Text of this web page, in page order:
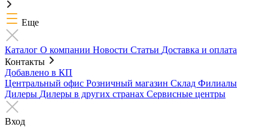
Еще
Каталог О компании Новости Статьи Доставка и оплата
Контакты
Добавлено в КП
Центральный офис Розничный магазин Склад Филиалы
Дилеры Дилеры в других странах Сервисные центры
Вход